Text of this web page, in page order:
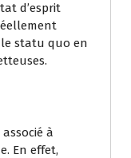
d’esprit
statu quo en
à
En effet,